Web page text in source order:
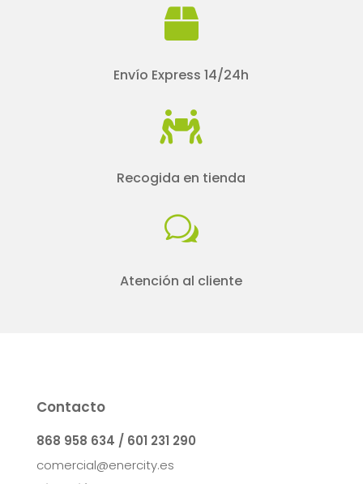

Envío Express 14/24h

Recogida en tienda
w
Atención al cliente
Contacto
868 958 634 / 601 231 290
comercial@enercity.es